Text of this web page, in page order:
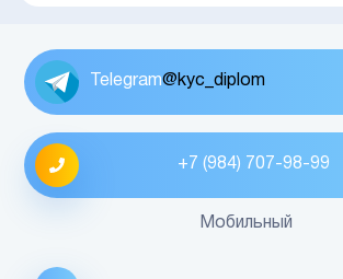
Telegram@kyc_diplom
+7 (984) 707-98-99
Мобильный